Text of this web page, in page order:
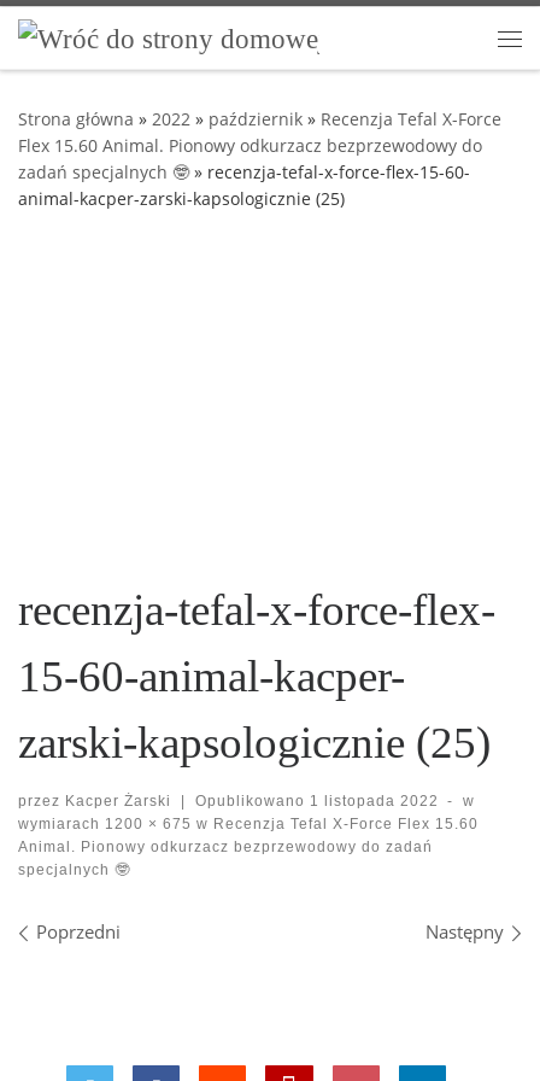
Przejdź do treści
Strona główna » 2022 » październik » Recenzja Tefal X-Force
Flex 15.60 Animal. Pionowy odkurzacz bezprzewodowy do
zadań specjalnych 🤓 » recenzja-tefal-x-force-flex-15-60-
animal-kacper-zarski-kapsologicznie (25)
recenzja-tefal-x-force-flex-
15-60-animal-kacper-
zarski-kapsologicznie (25)
przez Kacper Żarski | Opublikowano 1 listopada 2022 -
w
wymiarach 1200 × 675 w Recenzja Tefal X-Force Flex 15.60
Animal. Pionowy odkurzacz bezprzewodowy do zadań
specjalnych 🤓
Nawigacja po obrazach
Poprzedni Następny